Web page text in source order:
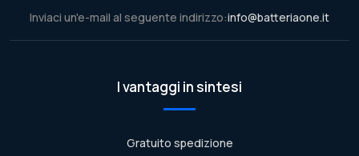
Inviaci un'e-mail al seguente indirizzo:info@batteriaone.it
I vantaggi in sintesi
Gratuito spedizione